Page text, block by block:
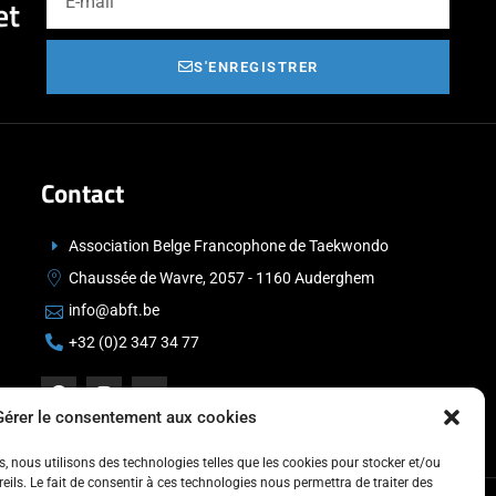
le consentement aux cookies
nous utilisons des technologies telles que les cookies pour stocker et/ou
Le fait de consentir à ces technologies nous permettra de traiter des
S'ENREGISTRER
Contact
Association Belge Francophone de Taekwondo
Chaussée de Wavre, 2057 - 1160 Auderghem
info@abft.be
+32 (0)2 347 34 77